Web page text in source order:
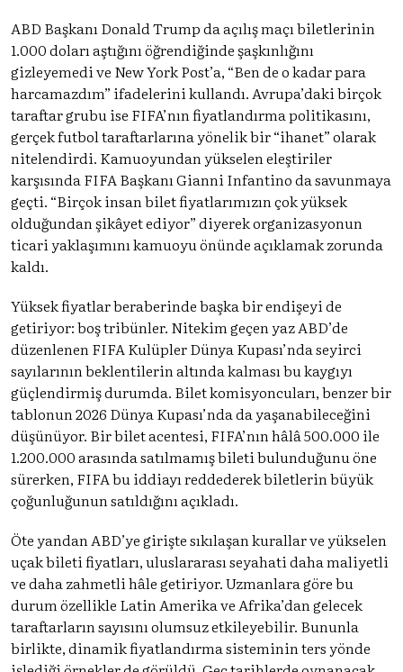
ABD Başkanı Donald Trump da açılış maçı biletlerinin
1.000 doları aştığını öğrendiğinde şaşkınlığını
gizleyemedi ve New York Post’a, “Ben de o kadar para
harcamazdım” ifadelerini kullandı. Avrupa’daki birçok
taraftar grubu ise FIFA’nın fiyatlandırma politikasını,
gerçek futbol taraftarlarına yönelik bir “ihanet” olarak
nitelendirdi. Kamuoyundan yükselen eleştiriler
karşısında FIFA Başkanı Gianni Infantino da savunmaya
geçti. “Birçok insan bilet fiyatlarımızın çok yüksek
olduğundan şikâyet ediyor” diyerek organizasyonun
ticari yaklaşımını kamuoyu önünde açıklamak zorunda
kaldı.
Yüksek fiyatlar beraberinde başka bir endişeyi de
getiriyor: boş tribünler. Nitekim geçen yaz ABD’de
düzenlenen FIFA Kulüpler Dünya Kupası’nda seyirci
sayılarının beklentilerin altında kalması bu kaygıyı
güçlendirmiş durumda. Bilet komisyoncuları, benzer bir
tablonun 2026 Dünya Kupası’nda da yaşanabileceğini
düşünüyor. Bir bilet acentesi, FIFA’nın hâlâ 500.000 ile
1.200.000 arasında satılmamış bileti bulunduğunu öne
sürerken, FIFA bu iddiayı reddederek biletlerin büyük
çoğunluğunun satıldığını açıkladı.
Öte yandan ABD’ye girişte sıkılaşan kurallar ve yükselen
uçak bileti fiyatları, uluslararası seyahati daha maliyetli
ve daha zahmetli hâle getiriyor. Uzmanlara göre bu
durum özellikle Latin Amerika ve Afrika’dan gelecek
taraftarların sayısını olumsuz etkileyebilir. Bununla
birlikte, dinamik fiyatlandırma sisteminin ters yönde